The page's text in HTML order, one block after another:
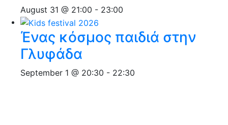
August 31 @ 21:00 - 23:00
Ένας κόσμος παιδιά στην
Γλυφάδα
September 1 @ 20:30 - 22:30